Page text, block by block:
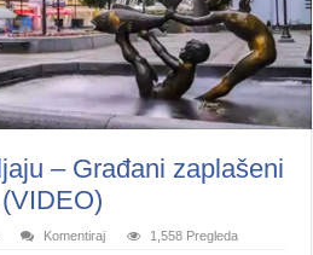
– Građani zaplašeni
Komentiraj 1,558 Pregleda